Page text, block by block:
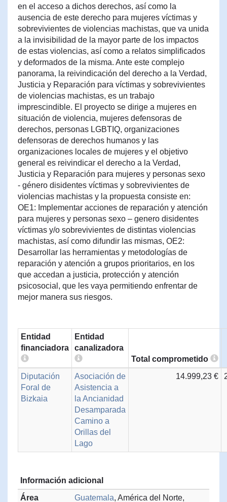
en el acceso a dichos derechos, así como la
ausencia de este derecho para mujeres víctimas y
sobrevivientes de violencias machistas, que va unida
a la invisibilidad de la mayor parte de los impactos
de estas violencias, así como a relatos simplificados
y deformados de la misma. Ante este complejo
panorama, la reivindicación del derecho a la Verdad,
Justicia y Reparación para víctimas y sobrevivientes
de violencias machistas, es un trabajo
imprescindible. El proyecto se dirige a mujeres en
situación de violencia, mujeres defensoras de
derechos, personas LGBTIQ, organizaciones
defensoras de derechos humanos y las
organizaciones locales de mujeres y el objetivo
general es reivindicar el derecho a la Verdad,
Justicia y Reparación para mujeres y personas sexo
- género disidentes víctimas y sobrevivientes de
violencias machistas y la propuesta consiste en:
OE1: Implementar acciones de reparación y atención
para mujeres y personas sexo – genero disidentes
víctimas y/o sobrevivientes de distintas violencias
machistas, así como difundir las mismas, OE2:
Desarrollar las herramientas y metodologías de
reparación y atención a grupos prioritarios, en los
que accedan a justicia, protección y atención
psicosocial, que les vaya permitiendo enfrentar de
mejor manera sus riesgos.
Entidad
financiadora
Entidad
canalizadora
Total comprometido
Diputación
Foral de
Bizkaia
Asociación de
Asistencia a
la Ancianidad
Desamparada
Camino a
Orillas del
Lago
14.999,23 €
Información adicional
Área
Guatemala, América del Norte,